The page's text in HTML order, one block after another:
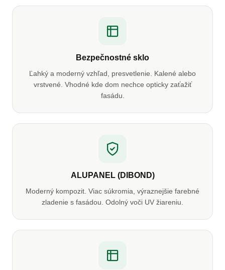
Bezpečnostné sklo
Ľahký a moderný vzhľad, presvetlenie. Kalené alebo
vrstvené. Vhodné kde dom nechce opticky zaťažiť
fasádu.
ALUPANEL (DIBOND)
Moderný kompozit. Viac súkromia, výraznejšie farebné
zladenie s fasádou. Odolný voči UV žiareniu.